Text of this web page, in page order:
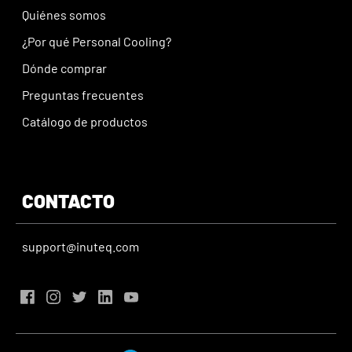
Quiénes somos
¿Por qué Personal Cooling?
Dónde comprar
Preguntas frecuentes
Catálogo de productos
CONTACTO
support@inuteq.com